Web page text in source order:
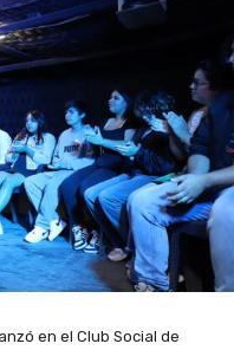
en el Club Social de